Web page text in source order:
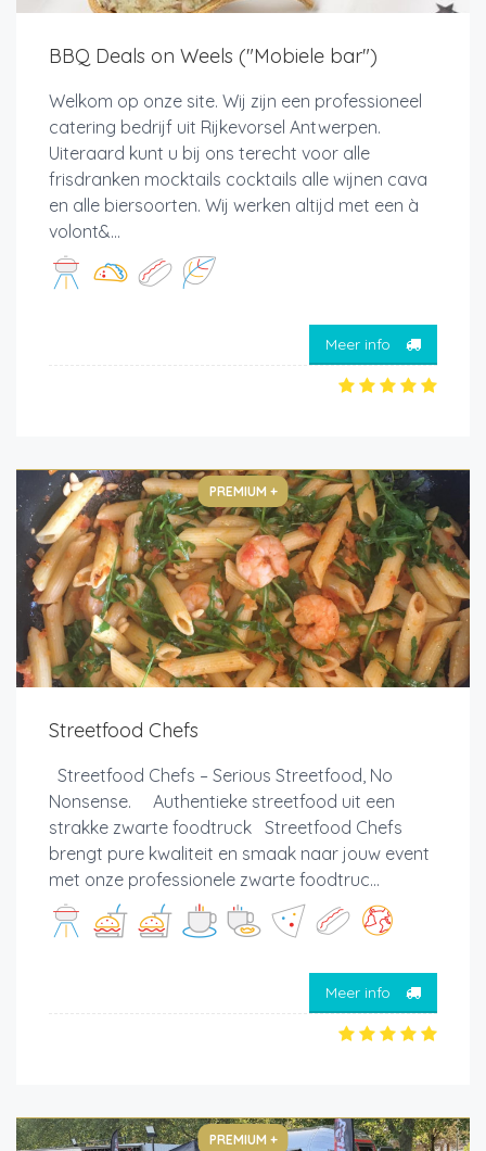
BBQ Deals on Weels ("Mobiele bar")
Welkom op onze site. Wij zijn een professioneel
catering bedrijf uit Rijkevorsel Antwerpen.
Uiteraard kunt u bij ons terecht voor alle
frisdranken mocktails cocktails alle wijnen cava
en alle biersoorten. Wij werken altijd met een à
volont&...
Meer info
PREMIUM +
Streetfood Chefs
Streetfood Chefs – Serious Streetfood, No
Nonsense. Authentieke streetfood uit een
strakke zwarte foodtruck Streetfood Chefs
brengt pure kwaliteit en smaak naar jouw event
met onze professionele zwarte foodtruc...
Meer info
PREMIUM +